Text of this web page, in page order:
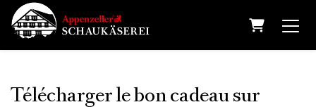
Panier
Télécharger le bon cadeau sur